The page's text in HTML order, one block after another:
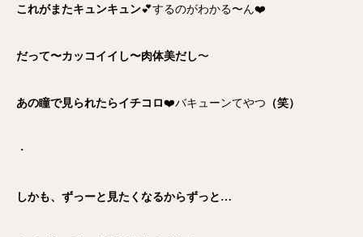
これがまたキュンキュン💕するのがわかる〜ん❤️
だって〜カッコイイし〜肉体美だし〜
あの瞳で見られたらイチコロ❤️バキューンてやつ （笑）
・
しかも、ずっーと見たくなるからずっと…